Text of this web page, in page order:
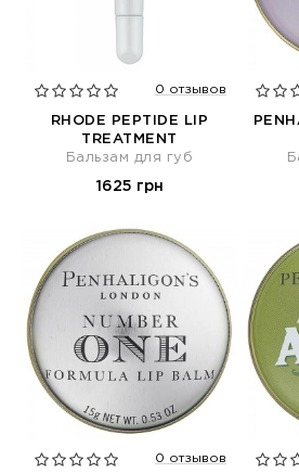
0 отзывов
RHODE PEPTIDE LIP
TREATMENT
Бальзам для губ
1625 грн
0 отзывов